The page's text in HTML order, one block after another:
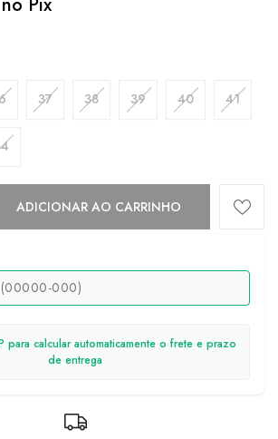
37 38 39 40 41
ADICIONAR AO CARRINHO
para calcular automaticamente o frete e prazo
de entrega